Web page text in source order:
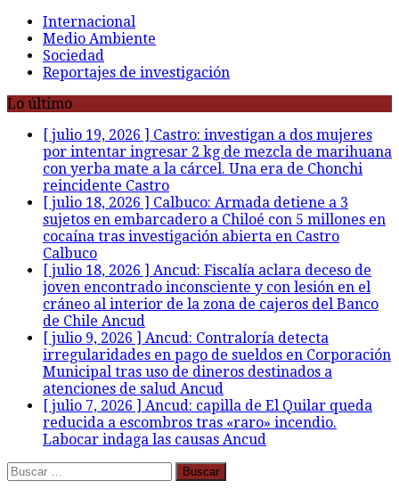
Internacional
Medio Ambiente
Sociedad
Reportajes de investigación
Lo último
[ julio 19, 2026 ] Castro: investigan a dos mujeres
por intentar ingresar 2 kg de mezcla de marihuana
con yerba mate a la cárcel. Una era de Chonchi
reincidente Castro
[ julio 18, 2026 ] Calbuco: Armada detiene a 3
sujetos en embarcadero a Chiloé con 5 millones en
cocaína tras investigación abierta en Castro
Calbuco
[ julio 18, 2026 ] Ancud: Fiscalía aclara deceso de
joven encontrado inconsciente y con lesión en el
cráneo al interior de la zona de cajeros del Banco
de Chile Ancud
[ julio 9, 2026 ] Ancud: Contraloría detecta
irregularidades en pago de sueldos en Corporación
Municipal tras uso de dineros destinados a
atenciones de salud Ancud
[ julio 7, 2026 ] Ancud: capilla de El Quilar queda
reducida a escombros tras «raro» incendio.
Labocar indaga las causas Ancud
Buscar: